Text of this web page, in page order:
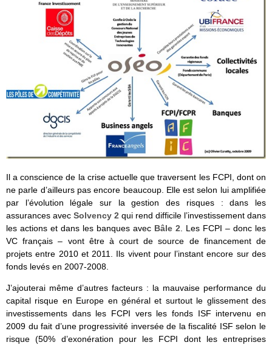
Il a conscience de la crise actuelle que traversent les FCPI, dont on
ne parle d’ailleurs pas encore beaucoup. Elle est selon lui amplifiée
par l’évolution légale sur la gestion des risques : dans les
assurances avec Solvency 2 qui rend difficile l’investissement dans
les actions et dans les banques avec Bâle 2 . Les FCPI – donc les
VC français – vont être à court de source de financement de
projets entre 2010 et 2011. Ils vivent pour l’instant encore sur des
fonds levés en 2007-2008.
J’ajouterai même d’autres facteurs : la mauvaise performance du
capital risque en Europe en général et surtout le glissement des
investissements dans les FCPI vers les fonds ISF intervenu en
2009 du fait d’une progressivité inversée de la fiscalité ISF selon le
risque (50% d’exonération pour les FCPI dont les entreprises